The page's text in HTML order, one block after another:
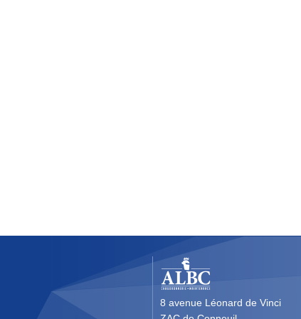
8 avenue Léonard de Vinci